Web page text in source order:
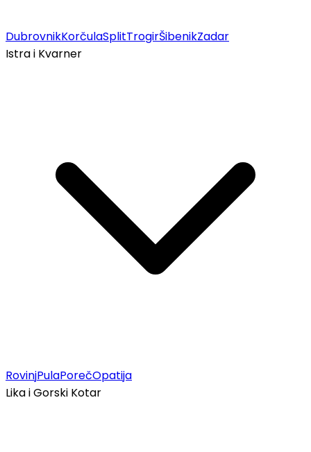
DubrovnikKorčulaSplitTrogirŠibenikZadar
Istra i Kvarner
RovinjPulaPorečOpatija
Lika i Gorski Kotar